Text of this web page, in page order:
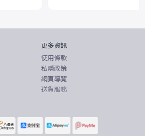
更多資訊
使用條款
私隱政策
網頁導覽
送貨服務